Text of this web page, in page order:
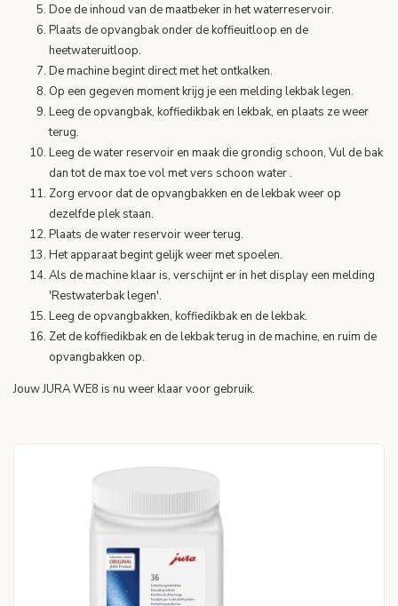
Doe de inhoud van de maatbeker in het waterreservoir.
Plaats de opvangbak onder de koffieuitloop en de
heetwateruitloop.
De machine begint direct met het ontkalken.
Op een gegeven moment krijg je een melding lekbak legen.
Leeg de opvangbak, koffiedikbak en lekbak, en plaats ze weer
terug.
Leeg de water reservoir en maak die grondig schoon, Vul de bak
dan tot de max toe vol met vers schoon water .
Zorg ervoor dat de opvangbakken en de lekbak weer op
dezelfde plek staan.
Plaats de water reservoir weer terug.
Het apparaat begint gelijk weer met spoelen.
Als de machine klaar is, verschijnt er in het display een melding
'Restwaterbak legen'.
Leeg de opvangbakken, koffiedikbak en de lekbak.
Zet de koffiedikbak en de lekbak terug in de machine, en ruim de
opvangbakken op.
Jouw JURA WE8 is nu weer klaar voor gebruik.